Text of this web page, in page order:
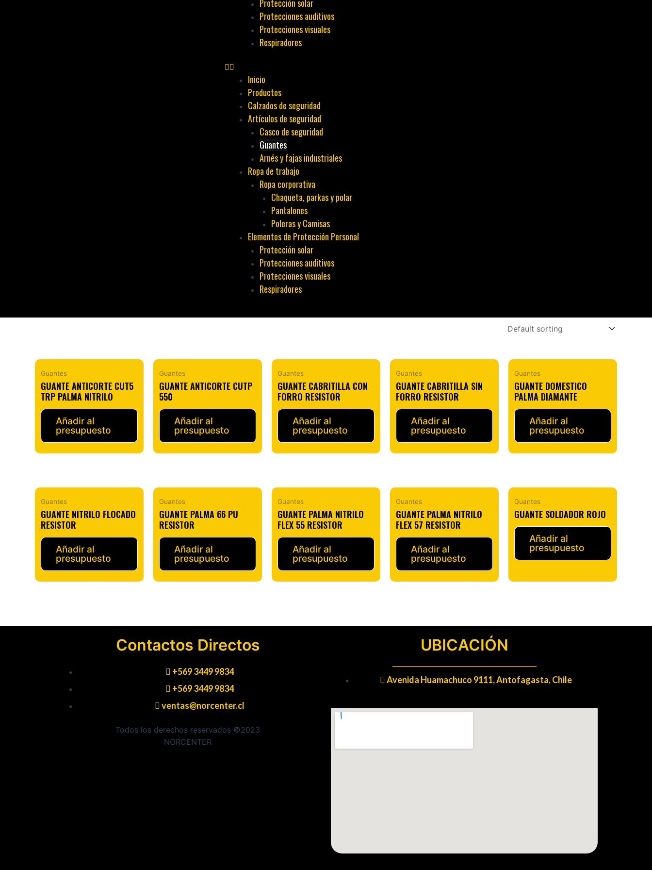
Protección solar
Protecciones auditivos
Protecciones visuales
Respiradores
Inicio
Productos
Calzados de seguridad
Artículos de seguridad
Casco de seguridad
Guantes
Arnés y fajas industriales
Ropa de trabajo
Ropa corporativa
Chaqueta, parkas y polar
Pantalones
Poleras y Camisas
Elementos de Protección Personal
Protección solar
Protecciones auditivos
Protecciones visuales
Respiradores
Guantes
GUANTE ANTICORTE CUT5
TRP PALMA NITRILO
Añadir al
presupuesto
Guantes
GUANTE ANTICORTE CUTP
550
Añadir al
presupuesto
Guantes
GUANTE CABRITILLA CON
FORRO RESISTOR
Añadir al
presupuesto
Guantes
GUANTE CABRITILLA SIN
FORRO RESISTOR
Añadir al
presupuesto
Guantes
GUANTE DOMESTICO
PALMA DIAMANTE
Añadir al
presupuesto
Guantes
GUANTE NITRILO FLOCADO
RESISTOR
Añadir al
presupuesto
Guantes
GUANTE PALMA 66 PU
RESISTOR
Añadir al
presupuesto
Guantes
GUANTE PALMA NITRILO
FLEX 55 RESISTOR
Añadir al
presupuesto
Guantes
GUANTE PALMA NITRILO
FLEX 57 RESISTOR
Añadir al
presupuesto
Guantes
GUANTE SOLDADOR ROJO
Añadir al
presupuesto
Contactos Directos
+569 3449 9834
+569 3449 9834
ventas@norcenter.cl
Todos los derechos reservados ©2023
NORCENTER
UBICACIÓN
Avenida Huamachuco 9111, Antofagasta, Chile